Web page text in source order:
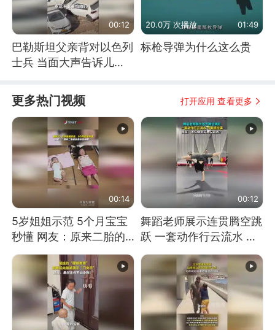
00:12
巴勒斯坦父亲背对以色列
士兵 当面大声告诉儿
20.0万 次播放 01:49
标枪导弹为什么这么贵
更多热门视频 打开应用 查看更多
00:14
5岁姐姐示范 5个月宝宝
秒懂 网友：原来二胎的
快乐长这样
00:12
舞蹈老师展示连贯腾空跳
跃 一套动作行云流水 节
奏感拉满 网友：怎么做
到又舞又武的？